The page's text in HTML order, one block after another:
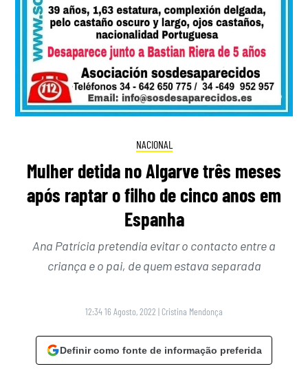
NACIONAL
Mulher detida no Algarve três meses
após raptar o filho de cinco anos em
Espanha
Ana Patrícia pretendia evitar o contacto entre a
criança e o pai, de quem estava separada
12:34 16 Agosto, 2022 | Cristina Mendonça
Definir como fonte de informação preferida